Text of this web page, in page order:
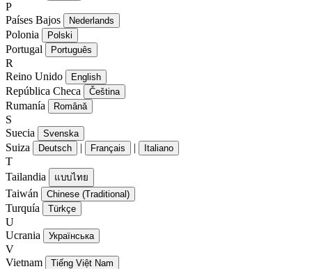
P
Países Bajos
Nederlands
Polonia Polski
Portugal Português
R
Reino Unido
English
República Checa Čeština
Rumanía Română
S
Suecia
Svenska
Suiza Deutsch | Français | Italiano
T
Tailandia
แบบไทย
Taiwán Chinese (Traditional)
Turquía Türkçe
U
Ucrania
Українська
V
Vietnam
Tiếng Việt Nam